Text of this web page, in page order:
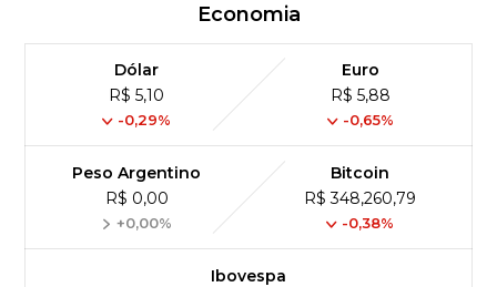
Economia
Dólar
R$ 5,10
-0,29%
Euro
R$ 5,88
-0,65%
Peso Argentino
R$ 0,00
+0,00%
Bitcoin
R$ 348,260,79
-0,38%
Ibovespa